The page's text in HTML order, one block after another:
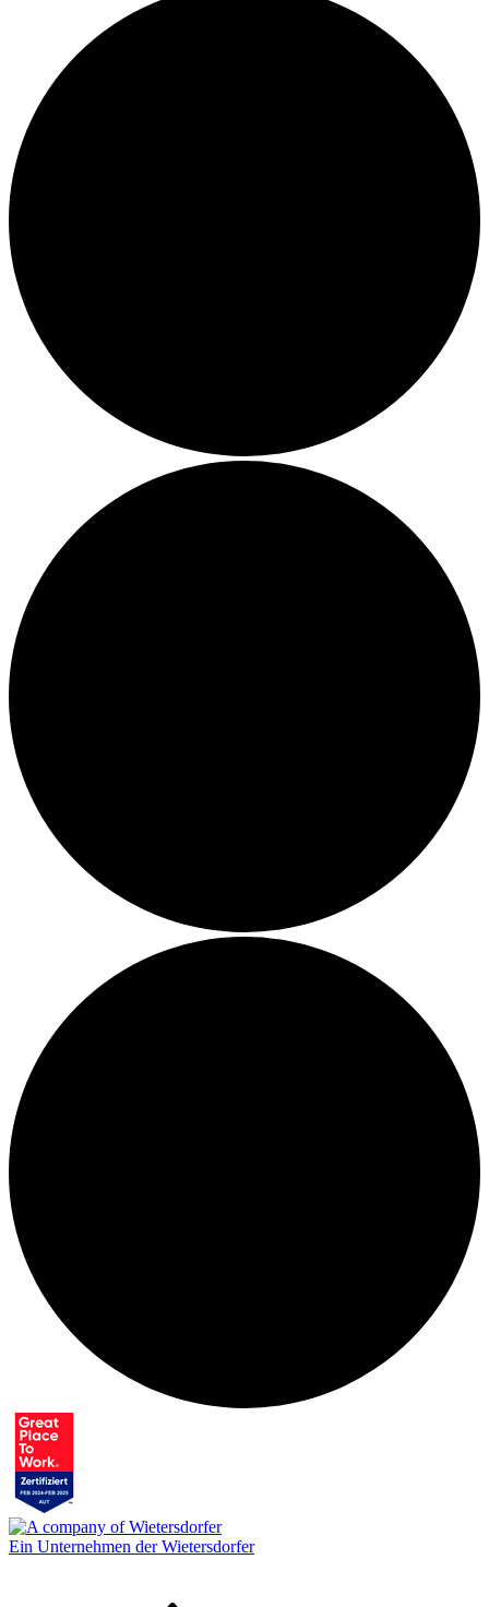
Ein Unternehmen der Wietersdorfer